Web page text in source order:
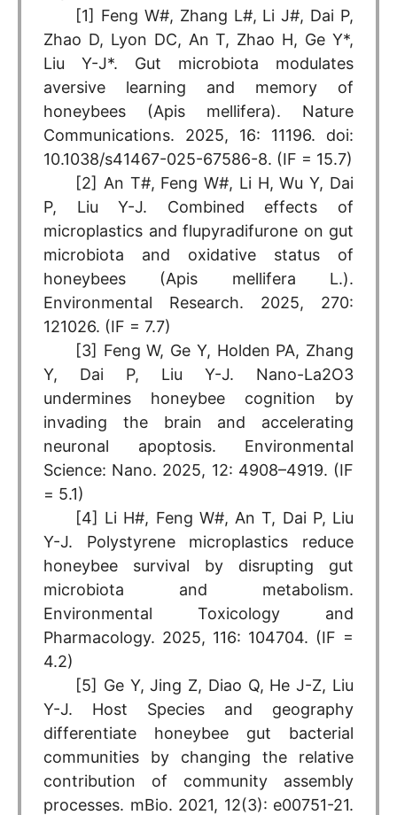
[1] Feng W#, Zhang L#, Li J#, Dai P,
Zhao D, Lyon DC, An T, Zhao H, Ge Y*,
Liu Y-J*. Gut microbiota modulates
aversive learning and memory of
honeybees (Apis mellifera). Nature
Communications. 2025, 16: 11196. doi:
10.1038/s41467-025-67586-8. (IF = 15.7)
[2] An T#, Feng W#, Li H, Wu Y, Dai
P, Liu Y-J. Combined effects of
microplastics and flupyradifurone on gut
microbiota and oxidative status of
honeybees (Apis mellifera L.).
Environmental Research. 2025, 270:
121026. (IF = 7.7)
[3] Feng W, Ge Y, Holden PA, Zhang
Y, Dai P, Liu Y-J. Nano-La2O3
undermines honeybee cognition by
invading the brain and accelerating
neuronal apoptosis. Environmental
Science: Nano. 2025, 12: 4908–4919. (IF
= 5.1)
[4] Li H#, Feng W#, An T, Dai P, Liu
Y-J. Polystyrene microplastics reduce
honeybee survival by disrupting gut
microbiota and metabolism.
Environmental Toxicology and
Pharmacology. 2025, 116: 104704. (IF =
4.2)
[5] Ge Y, Jing Z, Diao Q, He J-Z, Liu
Y-J. Host Species and geography
differentiate honeybee gut bacterial
communities by changing the relative
contribution of community assembly
processes. mBio. 2021, 12(3): e00751-21.